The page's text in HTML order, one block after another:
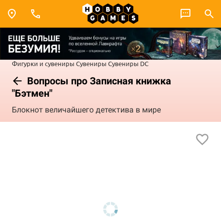
Фигурки и сувениры Сувениры Сувениры DC
Вопросы про Записная книжка
"Бэтмен"
Блокнот величайшего детектива в мире